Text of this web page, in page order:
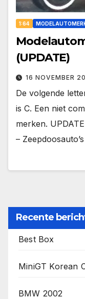
1:64
(UPDATE)
16 NOVEMBER
De volgende
is C. Een niet
merken.
–
Recente
Best Box
MiniGT Korean
BMW 2002